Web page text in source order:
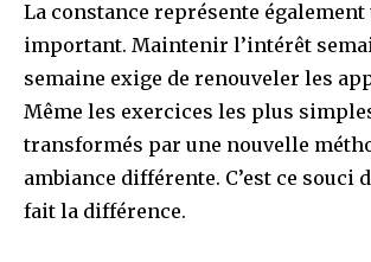
Pour vous abonner, il vous suffit d’entrer
courriel sur notre site web ou de cliquer sur
d’abonnement ci-dessous.
La constance représente également
important. Maintenir l’intérêt
semaine exige de renouveler les
Même les exercices les plus
transformés par une nouvelle
ambiance différente. C’est ce souci
fait la différence.